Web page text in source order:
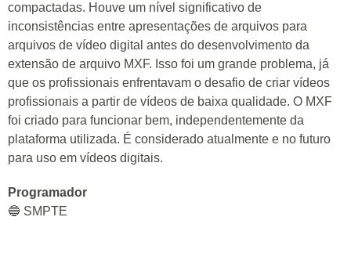
compactadas. Houve um nível significativo de
inconsistências entre apresentações de arquivos para
arquivos de vídeo digital antes do desenvolvimento da
extensão de arquivo MXF. Isso foi um grande problema, já
que os profissionais enfrentavam o desafio de criar vídeos
profissionais a partir de vídeos de baixa qualidade. O MXF
foi criado para funcionar bem, independentemente da
plataforma utilizada. É considerado atualmente e no futuro
para uso em vídeos digitais.
Programador
🔵 SMPTE